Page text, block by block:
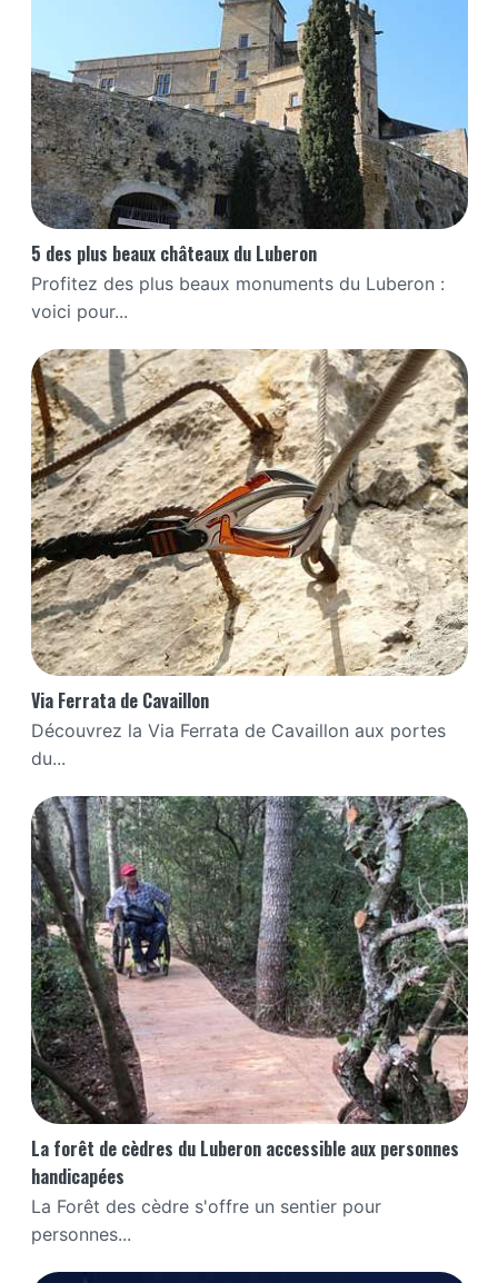
5 des plus beaux châteaux du Luberon
Profitez des plus beaux monuments du Luberon :
voici pour...
Via Ferrata de Cavaillon
Découvrez la Via Ferrata de Cavaillon aux portes
du...
La forêt de cèdres du Luberon accessible aux personnes
handicapées
La Forêt des cèdre s'offre un sentier pour
personnes...